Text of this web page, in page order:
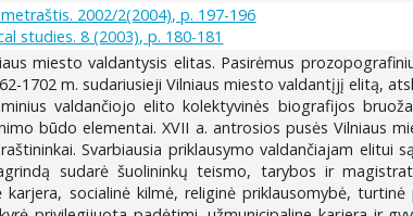
2002/2(2004), p. 197-196
studies. 8 (2003), p. 180-181
miesto valdantysis elitas. Pasirėmus
1702 m. sudariusieji Vilniaus miesto valdantįjį elitą,
valdančiojo elito kolektyvinės biografijos
būdo elementai. XVII a. antrosios pusės Vilniaus
Svarbiausia priklausymo valdančiajam
sudarė šuolininkų teismo, tarybos ir
socialinė kilmė, religinė priklausomybė,